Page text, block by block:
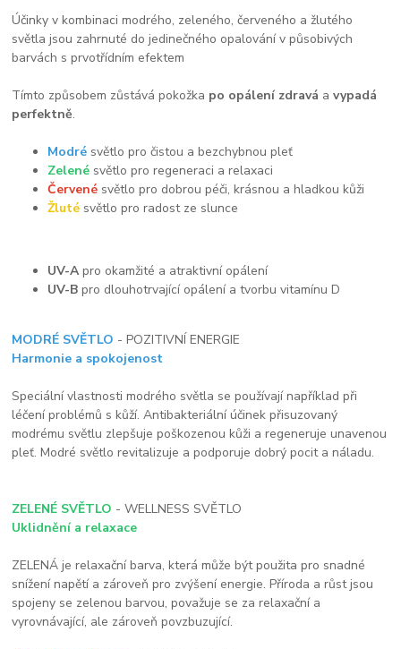
Účinky v kombinaci modrého, zeleného, ​​červeného a žlutého
světla jsou zahrnuté do jedinečného opalování v působivých
barvách s prvotřídním efektem
Tímto způsobem zůstává pokožka po opálení zdravá avypadá
perfektně.
Modré světlo pro čistou a bezchybnou pleť
Zelené světlo pro regeneraci a relaxaci
Červené světlo pro dobrou péči, krásnou a hladkou kůži
Žluté světlo pro radost ze slunce
UV-Apro okamžité a atraktivní opálení
UV-B pro dlouhotrvající opálení a tvorbu vitamínu D
MODRÉ SVĚTLO - POZITIVNÍ ENERGIE
Harmonie a spokojenost
Speciální vlastnosti modrého světla se používají například při
léčení problémů s kůží. Antibakteriální účinek přisuzovaný
modrému světlu zlepšuje poškozenou kůži a regeneruje unavenou
pleť. Modré světlo revitalizuje a podporuje dobrý pocit a náladu.
ZELENÉ SVĚTLO - WELLNESS SVĚTLO
Uklidnění a relaxace
ZELENÁ je relaxační barva, která může být použita pro snadné
snížení napětí a zároveň pro zvýšení energie. Příroda a růst jsou
spojeny se zelenou barvou, považuje se za relaxační a
vyrovnávající, ale zároveň povzbuzující.